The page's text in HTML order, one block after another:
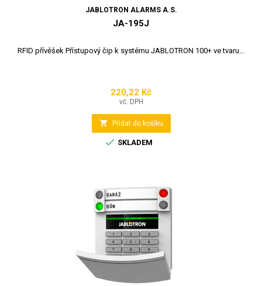
JABLOTRON ALARMS A.S.
JA-195J
RFID přívěšek Přístupový čip k systému JABLOTRON 100+ ve tvaru...
Cena
220,22 Kč
vč. DPH
 Přidat do košíku
 SKLADEM